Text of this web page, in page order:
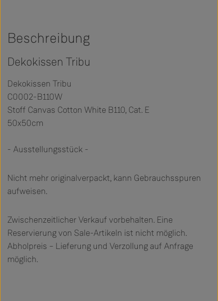
Beschreibung
Dekokissen Tribu
Dekokissen Tribu
C0002-B110W
Stoff Canvas Cotton White B110, Cat. E
50x50cm
- Ausstellungsstück -
Nicht mehr originalverpackt, kann Gebrauchsspuren
aufweisen.
Zwischenzeitlicher Verkauf vorbehalten. Eine
Reservierung von Sale-Artikeln ist nicht möglich.
Abholpreis – Lieferung und Verzollung auf Anfrage
möglich.